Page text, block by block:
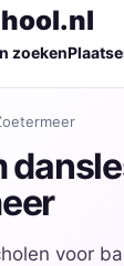
zoeken
voor